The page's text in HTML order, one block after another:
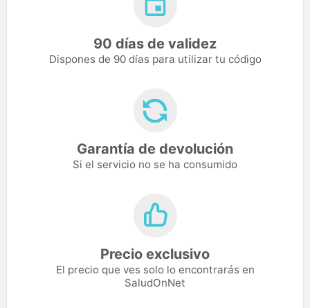
90 días de validez
Dispones de 90 días para utilizar tu código
Garantía de devolución
Si el servicio no se ha consumido
Precio exclusivo
El precio que ves solo lo encontrarás en
SaludOnNet